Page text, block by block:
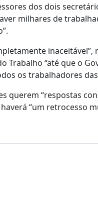
dos dois
milhares de
Trabalho “até que o
os trabalhadores
querem “respostas
“um retrocesso